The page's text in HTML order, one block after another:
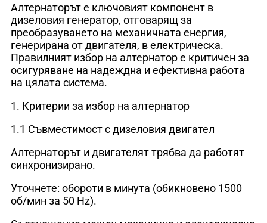
Алтернаторът е ключовият компонент в
дизеловия генератор, отговарящ за
преобразуването на механичната енергия,
генерирана от двигателя, в електрическа.
Правилният избор на алтернатор е критичен за
осигуряване на надеждна и ефективна работа
на цялата система.
1. Критерии за избор на алтернатор
1.1 Съвместимост с дизеловия двигател
Алтернаторът и двигателят трябва да работят
синхронизирано.
Уточнете: обороти в минута (обикновено 1500
об/мин за 50 Hz).